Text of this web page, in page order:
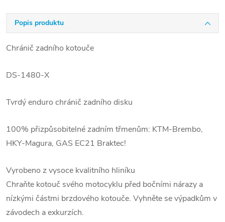
Popis produktu
Chránič zadního kotouče
DS-1480-X
Tvrdý enduro chránič zadního disku
100% přizpůsobitelné zadním třmenům: KTM-Brembo,
HKY-Magura, GAS EC21 Braktec!
Vyrobeno z vysoce kvalitního hliníku
Chraňte kotouč svého motocyklu před bočními nárazy a
nízkými částmi brzdového kotouče. Vyhněte se výpadkům v
závodech a exkurzích.